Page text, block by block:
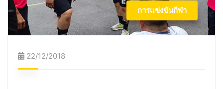
การแข่งขันกีฬา
22/12/2018